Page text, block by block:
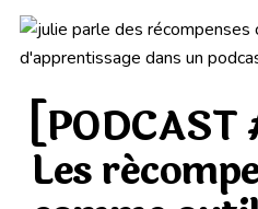
[PODCAST
Les